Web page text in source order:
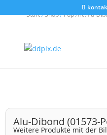
Start/Shop/Pop Art Alu-
Alu-Dibond (01573-
Weitere Produkte mit der